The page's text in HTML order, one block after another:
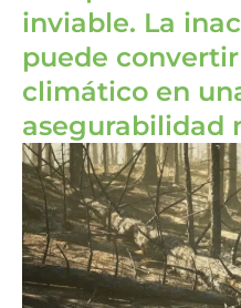
inviable. La
puede
climático en
asegurabilidad